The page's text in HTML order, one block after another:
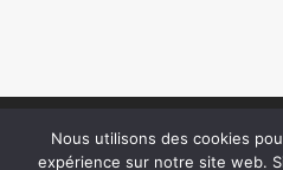
Nous utilisons des cookies
expérience sur notre site web.